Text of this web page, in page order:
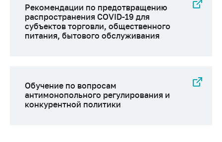
Вышестоящий
государственный
орган
Ценообразование
на лекарственные
Рекомендации по предотвращению
распространения COVID-19 для
субъектов торговли, общественного
питания, бытового обслуживания
Обучение по вопросам
антимонопольного регулирования и
конкурентной политики